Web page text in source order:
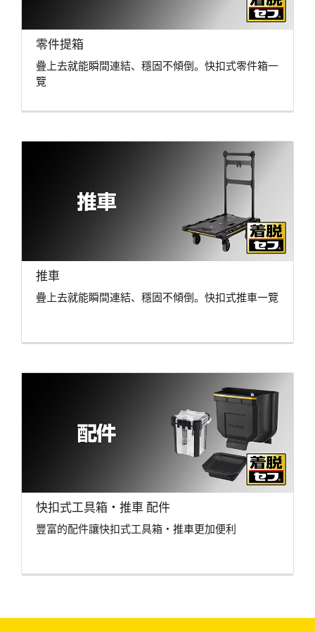
零件提箱
疊上去就能瞬間連結、穩固不傾倒。快扣式零件箱一
覽
推車
疊上去就能瞬間連結、穩固不傾倒。快扣式推車一覽
快扣式工具箱・推車 配件
豐富的配件讓快扣式工具箱・推車更加便利